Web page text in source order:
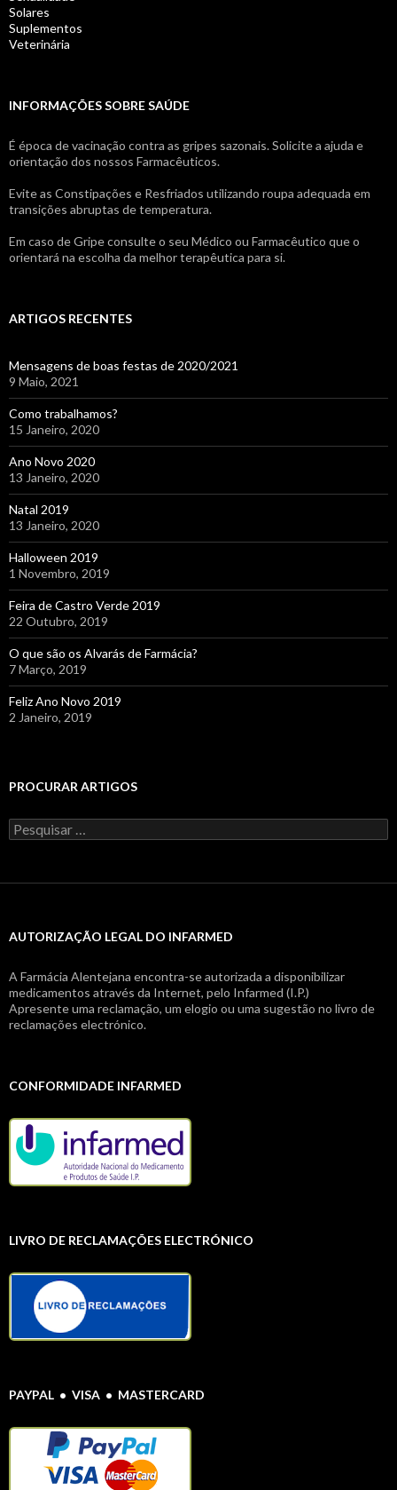
Solares
Suplementos
Veterinária
INFORMAÇÕES SOBRE SAÚDE
É época de vacinação contra as gripes sazonais. Solicite a ajuda e
orientação dos nossos Farmacêuticos.
Evite as Constipações e Resfriados utilizando roupa adequada em
transições abruptas de temperatura.
Em caso de Gripe consulte o seu Médico ou Farmacêutico que o
orientará na escolha da melhor terapêutica para si.
ARTIGOS RECENTES
Mensagens de boas festas de 2020/2021
9 Maio, 2021
Como trabalhamos?
15 Janeiro, 2020
Ano Novo 2020
13 Janeiro, 2020
Natal 2019
13 Janeiro, 2020
Halloween 2019
1 Novembro, 2019
Feira de Castro Verde 2019
22 Outubro, 2019
O que são os Alvarás de Farmácia?
7 Março, 2019
Feliz Ano Novo 2019
2 Janeiro, 2019
PROCURAR ARTIGOS
Pesquisar
por:
AUTORIZAÇÃO LEGAL DO INFARMED
A Farmácia Alentejana encontra-se autorizada a disponibilizar
medicamentos através da Internet, pelo Infarmed (I.P.)
Apresente uma reclamação, um elogio ou uma sugestão no livro de
reclamações electrónico.
CONFORMIDADE INFARMED
LIVRO DE RECLAMAÇÕES ELECTRÓNICO
PAYPAL • VISA • MASTERCARD